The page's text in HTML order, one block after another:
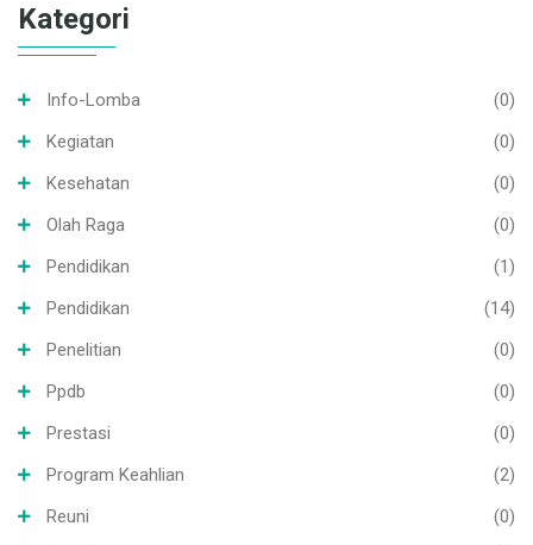
Kategori
Info-Lomba
(0)
Kegiatan
(0)
Kesehatan
(0)
Olah Raga
(0)
Pendidikan
(1)
Pendidikan
(14)
Penelitian
(0)
Ppdb
(0)
Prestasi
(0)
Program Keahlian
(2)
Reuni
(0)